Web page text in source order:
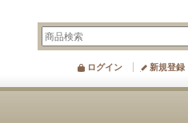
ログイン 新規登録